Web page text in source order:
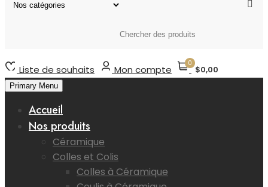
Liste de souhaits Mon compte
0
$0,00
Primary Menu
Accueil
Nos produits
Céramique
Colles et Colis
Colles à Céramique